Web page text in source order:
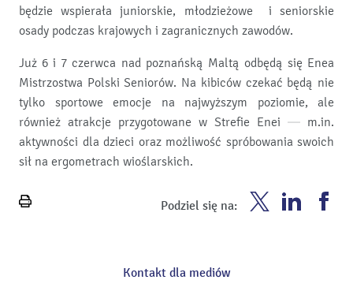
będzie wspierała juniorskie, młodzieżowe i seniorskie
osady podczas krajowych i zagranicznych zawodów.
Już 6 i 7 czerwca nad poznańską Maltą odbędą się Enea
Mistrzostwa Polski Seniorów. Na kibiców czekać będą nie
tylko sportowe emocje na najwyższym poziomie, ale
również atrakcje przygotowane w Strefie Enei — m.in.
aktywności dla dzieci oraz możliwość spróbowania swoich
sił na ergometrach wioślarskich.
Wydrukuj
Podziel się na:
Enea Enea
Kontakt dla mediów